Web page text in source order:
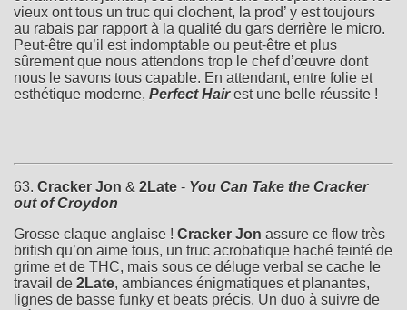
vieux ont tous un truc qui clochent, la prod’ y est toujours
au rabais par rapport à la qualité du gars derrière le micro.
Peut-être qu’il est indomptable ou peut-être et plus
sûrement que nous attendons trop le chef d’œuvre dont
nous le savons tous capable. En attendant, entre folie et
esthétique moderne, Perfect Hair est une belle réussite !
63. Cracker Jon & 2Late - You Can Take the Cracker
out of Croydon
Grosse claque anglaise ! Cracker Jon assure ce flow très
british qu’on aime tous, un truc acrobatique haché teinté de
grime et de THC, mais sous ce déluge verbal se cache le
travail de 2Late, ambiances énigmatiques et planantes,
lignes de basse funky et beats précis. Un duo à suivre de